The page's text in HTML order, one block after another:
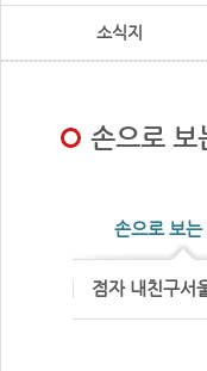
소식지
손으로 보
손으로 보는
점자 내친구서